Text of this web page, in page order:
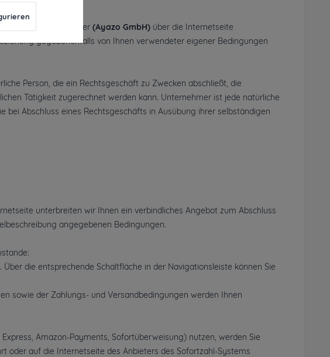
mit uns als Anbieter (Ayazo GmbH) über die Internetseite
gegebenenfalls von Ihnen verwendeter eigener Bedingungen
Person, die ein Rechtsgeschäft zu Zwecken abschließt, die
Tätigkeit zugerechnet werden kann. Unternehmer ist jede natürliche
Abschluss eines Rechtsgeschäfts in Ausübung ihrer selbständigen
unterbreiten wir Ihnen ein verbindliches Angebot zum Abschluss
angegebenen Bedingungen.
die entsprechende Schaltfläche in der Navigationsleiste können Sie
sowie der Zahlungs- und Versandbedingungen werden Ihnen
Amazon-Payments, Sofortüberweisung) nutzen, werden Sie
oder auf die Internetseite des Anbieters des Sofortzahl-Systems